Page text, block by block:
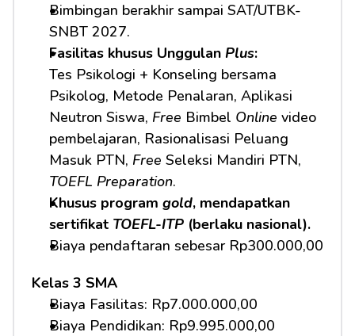
Bimbingan berakhir sampai SAT/UTBK-
SNBT 2027.
Fasilitas khusus Unggulan Plus:
Tes Psikologi + Konseling bersama
Psikolog, Metode Penalaran, Aplikasi
Neutron Siswa, Free Bimbel Online video
pembelajaran, Rasionalisasi Peluang
Masuk PTN, Free
TOEFL Preparation.
Khusus program gold, mendapatkan
sertifikat TOEFL-ITP (berlaku nasional).
Biaya pendaftaran sebesar Rp300.000,00
Kelas 3 SMA
Biaya Fasilitas: Rp7.000.000,00
Biaya Pendidikan: Rp9.995.000,00